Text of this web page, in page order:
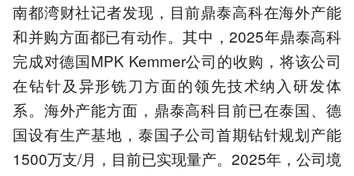
南都湾财社记者发现，目前鼎泰高科在海外产能
和并购方面都已有动作。其中，2025年鼎泰高科
完成对德国MPK Kemmer公司的收购，将该公司
在钻针及异形铣刀方面的领先技术纳入研发体
系。海外产能方面，鼎泰高科目前已在泰国、德
国设有生产基地，泰国子公司首期钻针规划产能
1500万支/月，目前已实现量产。2025年，公司境